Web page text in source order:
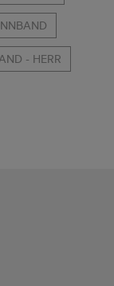
- HERR